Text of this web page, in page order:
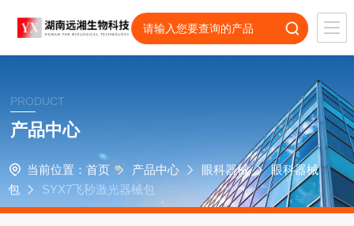
PRODUCT
产品中心
当前位置： 首页 产品中心 眼科器械
眼科器械
包
SYX7飞秒激光器械包